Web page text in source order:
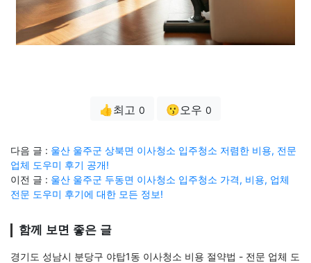
👍최고 0 😗오우 0
다음 글 : 울산 울주군 상북면 이사청소 입주청소 저렴한 비용, 전문
업체 도우미 후기 공개!
이전 글 : 울산 울주군 두동면 이사청소 입주청소 가격, 비용, 업체
전문 도우미 후기에 대한 모든 정보!
함께 보면 좋은 글
경기도 성남시 분당구 야탑1동 이사청소 비용 절약법 - 전문 업체 도